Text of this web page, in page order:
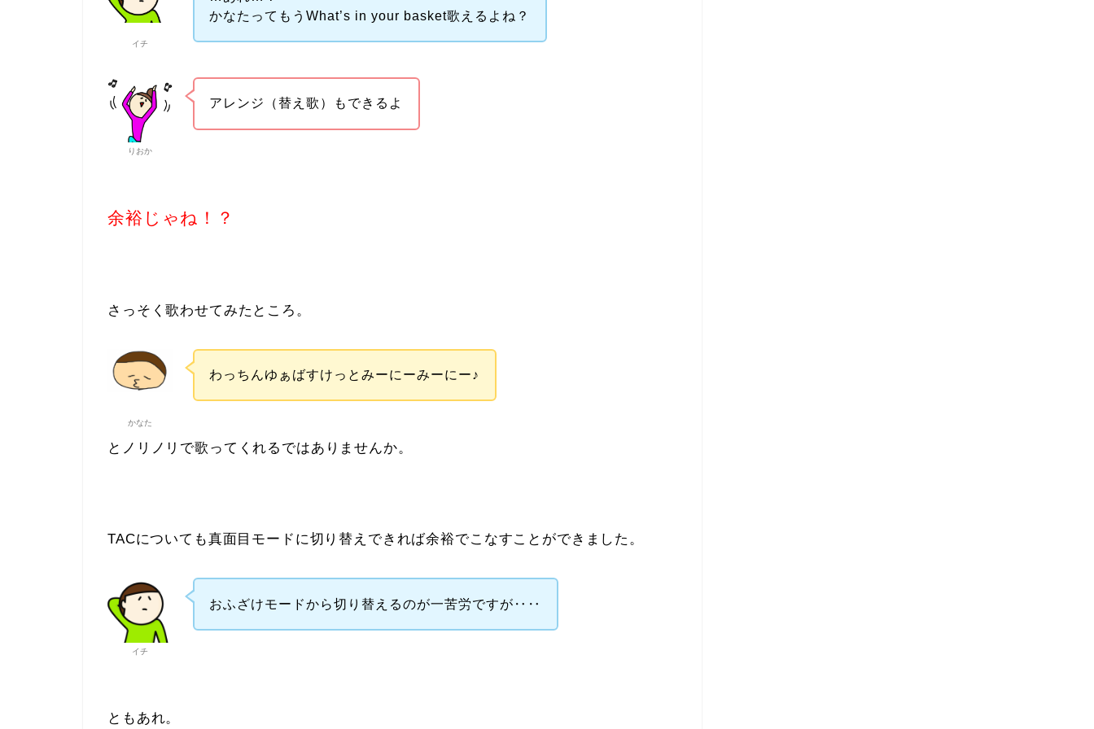
イチ
かなたってもうWhat’s in your basket歌えるよね？
りおか
アレンジ（替え歌）もできるよ
余裕じゃね！？
さっそく歌わせてみたところ。
かなた
わっちんゆぁばすけっとみーにーみーにー♪
とノリノリで歌ってくれるではありませんか。
TACについても真面目モードに切り替えできれば余裕でこなすことができました。
イチ
おふざけモードから切り替えるのが一苦労ですが‥‥
ともあれ。